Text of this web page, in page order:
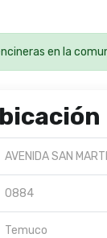
en la
AVENIDA SAN
0884
Temuco